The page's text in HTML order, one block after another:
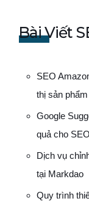
Bài Viết
SEO
thị sản phẩm
Google
quả cho SEO
Dịch vụ
tại Markdao
Quy trình